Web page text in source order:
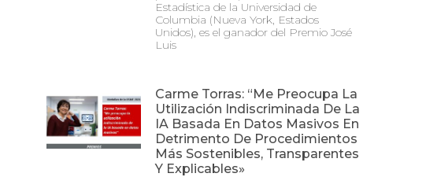
Estadística de la Universidad de
Columbia (Nueva York, Estados
Unidos), es el ganador del Premio José
Luis
Carme Torras: “Me Preocupa La
Utilización Indiscriminada De La
IA Basada En Datos Masivos En
Detrimento De Procedimientos
Más Sostenibles, Transparentes
Y Explicables»